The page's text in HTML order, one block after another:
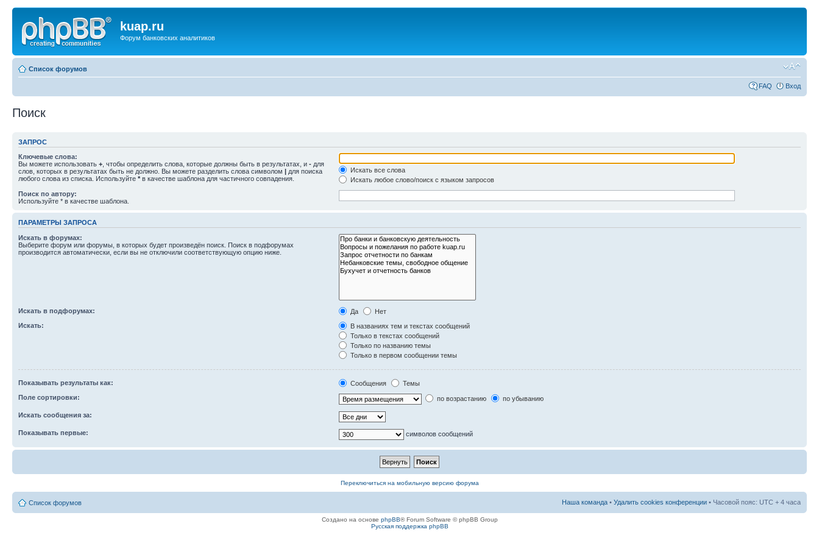
kuap.ru
Форум банковских аналитиков
Список форумов
FAQ Вход
Поиск
ЗАПРОС
Ключевые слова:
Вы можете использовать + , чтобы определить слова, которые должны быть в результатах, и - для
слов, которых в результатах быть не должно. Вы можете разделить слова символом | для поиска
любого слова из списка. Используйте * в качестве шаблона для частичного совпадения.
Искать все слова
Искать любое слово/поиск с языком запросов
Поиск по автору:
Используйте * в качестве шаблона.
ПАРАМЕТРЫ ЗАПРОСА
Искать в форумах:
Выберите форум или форумы, в которых будет произведён поиск. Поиск в подфорумах
производится автоматически, если вы не отключили соответствующую опцию ниже.
Искать в подфорумах: Да
Нет
Искать:
В названиях тем и текстах сообщений
Только в текстах сообщений
Только по названию темы
Только в первом сообщении темы
Показывать результаты как: Сообщения
Темы
Поле сортировки:
по возрастанию по убыванию
Искать сообщения за:
Показывать первые: символов сообщений
Переключиться на мобильную версию форума
Список форумов Наша команда • Удалить cookies конференции • Часовой пояс: UTC + 4 часа
Создано на основе phpBB® Forum Software © phpBB Group
Русская поддержка phpBB